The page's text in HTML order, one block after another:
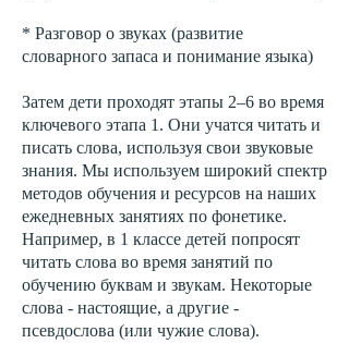
* Разговор о звуках (развитие
словарного запаса и понимание языка)
Затем дети проходят этапы 2–6 во время
ключевого этапа 1. Они учатся читать и
писать слова, используя свои звуковые
знания. Мы используем широкий спектр
методов обучения и ресурсов на наших
ежедневных занятиях по фонетике.
Например, в 1 классе детей попросят
читать слова во время занятий по
обучению буквам и звукам. Некоторые
слова - настоящие, а другие -
псевдослова (или чужие слова).